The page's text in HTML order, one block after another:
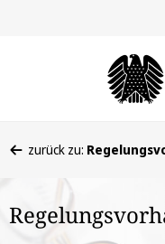
befinden
hier:
zurück zu: